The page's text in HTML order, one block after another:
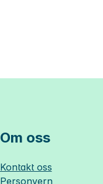
Om oss
Kontakt oss
Personvern